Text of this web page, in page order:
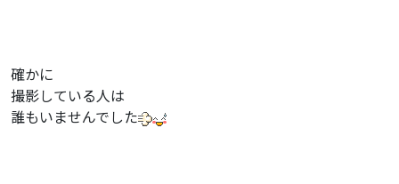
確かに
撮影している人は
誰もいませんでした